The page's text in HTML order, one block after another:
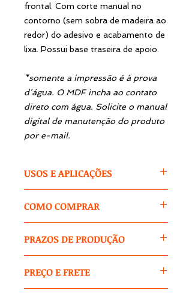
frontal. Com corte manual no
contorno (sem sobra de madeira ao
redor) do adesivo e acabamento de
lixa. Possui base traseira de apoio.
*somente a impressão é à prova
d’água. O MDF incha ao contato
direto com água. Solicite o manual
digital de manutenção do produto
por e-mail.
USOS E APLICAÇÕES
conhecido como Mini Totem, Mini
Clone ou Mini Display, é um produto
com um grande diferencial. O título
'Clone' já sugere clonar a pessoa e
reproduzi-la em um produto
material. Os totens ou clones
COMO COMPRAR
ESPECIFICAÇÕESdo produto:
cores / tamanhos / modelos.
2 -DIGITE NO CAMPO TEXTUAL
1: tema, cores, textos, variações nas
PRAZOS DE PRODUÇÃO
quantidade, detalhes do seu pedido,
estoque e demanda de
PREÇO E FRETE